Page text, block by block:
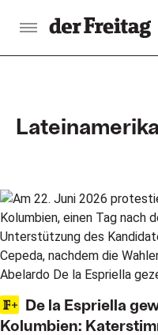
Lateinamerika
Main articles
De la Espriella
Kolumbien: